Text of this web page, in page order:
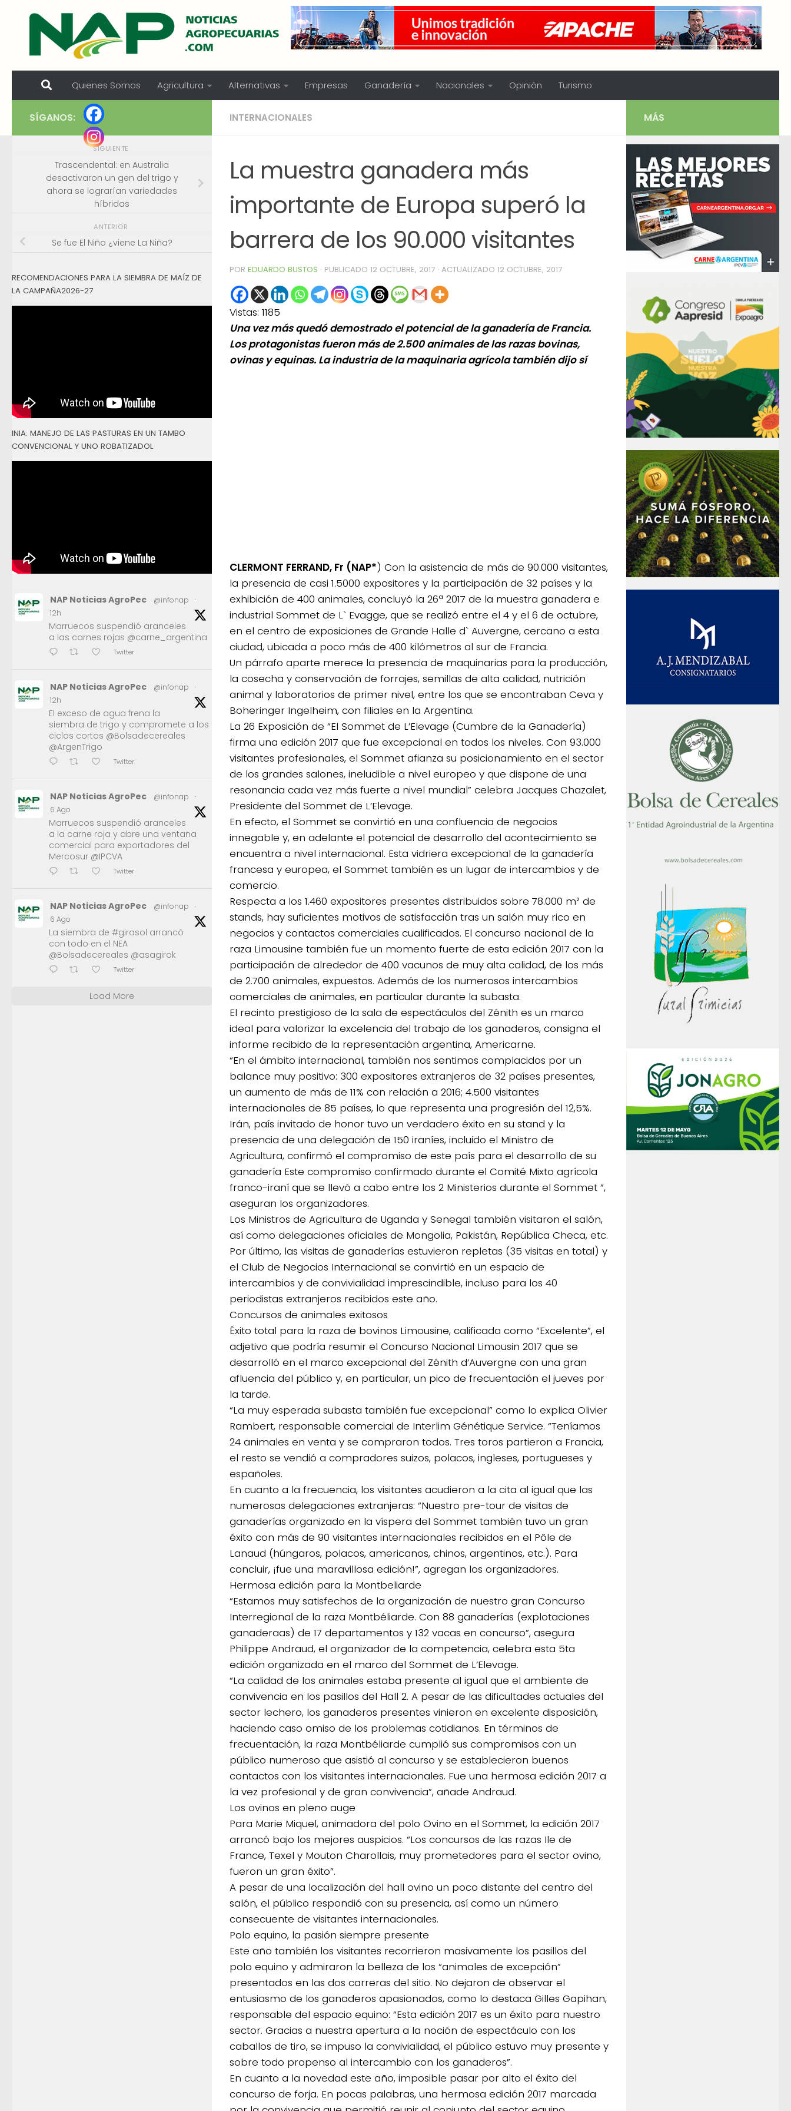
Skip to content
Quienes Somos Agricultura Alternativas Empresas Ganadería Nacionales Opinión Turismo
INTERNACIONALES
La muestra ganadera más
importante de Europa superó la
barrera de los 90.000 visitantes
POR EDUARDO BUSTOS · PUBLICADO 12 OCTUBRE, 2017 · ACTUALIZADO 12 OCTUBRE, 2017
Vistas: 1185
Una vez más quedó demostrado el potencial de la ganadería de Francia.
Los protagonistas fueron más de 2.500 animales de las razas bovinas,
ovinas y equinas. La industria de la maquinaria agrícola también dijo sí
CLERMONT FERRAND, Fr (NAP*) Con la asistencia de más de 90.000 visitantes,
la presencia de casi 1.5000 expositores y la participación de 32 países y la
exhibición de 400 animales, concluyó la 26ª 2017 de la muestra ganadera e
industrial Sommet de L` Evagge, que se realizó entre el 4 y el 6 de octubre,
en el centro de exposiciones de Grande Halle d` Auvergne, cercano a esta
ciudad, ubicada a poco más de 400 kilómetros al sur de Francia.
Un párrafo aparte merece la presencia de maquinarias para la producción,
la cosecha y conservación de forrajes, semillas de alta calidad, nutrición
animal y laboratorios de primer nivel, entre los que se encontraban Ceva y
Boheringer Ingelheim, con filiales en la Argentina.
La 26 Exposición de “El Sommet de L’Elevage (Cumbre de la Ganadería)
firma una edición 2017 que fue excepcional en todos los niveles. Con 93.000
visitantes profesionales, el Sommet afianza su posicionamiento en el sector
de los grandes salones, ineludible a nivel europeo y que dispone de una
resonancia cada vez más fuerte a nivel mundial” celebra Jacques Chazalet,
Presidente del Sommet de L’Elevage.
En efecto, el Sommet se convirtió en una confluencia de negocios
innegable y, en adelante el potencial de desarrollo del acontecimiento se
encuentra a nivel internacional. Esta vidriera excepcional de la ganadería
francesa y europea, el Sommet también es un lugar de intercambios y de
comercio.
Respecta a los 1.460 expositores presentes distribuidos sobre 78.000 m² de
stands, hay suficientes motivos de satisfacción tras un salón muy rico en
negocios y contactos comerciales cualificados. El concurso nacional de la
raza Limousine también fue un momento fuerte de esta edición 2017 con la
participación de alrededor de 400 vacunos de muy alta calidad, de los más
de 2.700 animales, expuestos. Además de los numerosos intercambios
comerciales de animales, en particular durante la subasta.
El recinto prestigioso de la sala de espectáculos del Zénith es un marco
ideal para valorizar la excelencia del trabajo de los ganaderos, consigna el
informe recibido de la representación argentina, Americarne.
“En el ámbito internacional, también nos sentimos complacidos por un
balance muy positivo: 300 expositores extranjeros de 32 países presentes,
un aumento de más de 11% con relación a 2016; 4.500 visitantes
internacionales de 85 países, lo que representa una progresión del 12,5%.
Irán, país invitado de honor tuvo un verdadero éxito en su stand y la
presencia de una delegación de 150 iraníes, incluido el Ministro de
Agricultura, confirmó el compromiso de este país para el desarrollo de su
ganadería Este compromiso confirmado durante el Comité Mixto agrícola
franco-iraní que se llevó a cabo entre los 2 Ministerios durante el Sommet ”,
aseguran los organizadores.
Los Ministros de Agricultura de Uganda y Senegal también visitaron el salón,
así como delegaciones oficiales de Mongolia, Pakistán, República Checa, etc.
Por último, las visitas de ganaderías estuvieron repletas (35 visitas en total) y
el Club de Negocios Internacional se convirtió en un espacio de
intercambios y de convivialidad imprescindible, incluso para los 40
periodistas extranjeros recibidos este año.
Concursos de animales exitosos
Éxito total para la raza de bovinos Limousine, calificada como “Excelente”, el
adjetivo que podría resumir el Concurso Nacional Limousin 2017 que se
desarrolló en el marco excepcional del Zénith d’Auvergne con una gran
afluencia del público y, en particular, un pico de frecuentación el jueves por
la tarde.
“La muy esperada subasta también fue excepcional” como lo explica Olivier
Rambert, responsable comercial de Interlim Génétique Service. “Teníamos
24 animales en venta y se compraron todos. Tres toros partieron a Francia,
el resto se vendió a compradores suizos, polacos, ingleses, portugueses y
españoles.
En cuanto a la frecuencia, los visitantes acudieron a la cita al igual que las
numerosas delegaciones extranjeras: “Nuestro pre-tour de visitas de
ganaderías organizado en la víspera del Sommet también tuvo un gran
éxito con más de 90 visitantes internacionales recibidos en el Pôle de
Lanaud (húngaros, polacos, americanos, chinos, argentinos, etc.). Para
concluir, ¡fue una maravillosa edición!”, agregan los organizadores.
Hermosa edición para la Montbeliarde
“Estamos muy satisfechos de la organización de nuestro gran Concurso
Interregional de la raza Montbéliarde. Con 88 ganaderías (explotaciones
ganaderaas) de 17 departamentos y 132 vacas en concurso”, asegura
Philippe Andraud, el organizador de la competencia, celebra esta 5ta
edición organizada en el marco del Sommet de L’Elevage.
“La calidad de los animales estaba presente al igual que el ambiente de
convivencia en los pasillos del Hall 2. A pesar de las dificultades actuales del
sector lechero, los ganaderos presentes vinieron en excelente disposición,
haciendo caso omiso de los problemas cotidianos. En términos de
frecuentación, la raza Montbéliarde cumplió sus compromisos con un
público numeroso que asistió al concurso y se establecieron buenos
contactos con los visitantes internacionales. Fue una hermosa edición 2017 a
la vez profesional y de gran convivencia”, añade Andraud.
Los ovinos en pleno auge
Para Marie Miquel, animadora del polo Ovino en el Sommet, la edición 2017
arrancó bajo los mejores auspicios. “Los concursos de las razas Ile de
France, Texel y Mouton Charollais, muy prometedores para el sector ovino,
fueron un gran éxito”.
A pesar de una localización del hall ovino un poco distante del centro del
salón, el público respondió con su presencia, así como un número
consecuente de visitantes internacionales.
Polo equino, la pasión siempre presente
Este año también los visitantes recorrieron masivamente los pasillos del
polo equino y admiraron la belleza de los “animales de excepción”
presentados en las dos carreras del sitio. No dejaron de observar el
entusiasmo de los ganaderos apasionados, como lo destaca Gilles Gapihan,
responsable del espacio equino: “Esta edición 2017 es un éxito para nuestro
sector. Gracias a nuestra apertura a la noción de espectáculo con los
caballos de tiro, se impuso la convivialidad, el público estuvo muy presente y
sobre todo propenso al intercambio con los ganaderos”.
En cuanto a la novedad este año, imposible pasar por alto el éxito del
concurso de forja. En pocas palabras, una hermosa edición 2017 marcada
SÍGANOS:
SIGUIENTE
Trascendental: en Australia
desactivaron un gen del trigo y
ahora se lograrían variedades
híbridas
ANTERIOR
Se fue El Niño ¿viene La Niña?
RECOMENDACIONES PARA LA SIEMBRA DE MAÍZ DE
LA CAMPAÑA2026-27
INIA: MANEJO DE LAS PASTURAS EN UN TAMBO
CONVENCIONAL Y UNO ROBATIZADOL
NAP Noticias AgroPec @infonap
·
12h
Marruecos suspendió aranceles
a las carnes rojas @carne_argentina
Twitter
NAP Noticias AgroPec @infonap
·
12h
El exceso de agua frena la
siembra de trigo y compromete a los
ciclos cortos @Bolsadecereales
@ArgenTrigo
Twitter
NAP Noticias AgroPec @infonap
·
6 Ago
Marruecos suspendió aranceles
a la carne roja y abre una ventana
comercial para exportadores del
Mercosur @IPCVA
Twitter
NAP Noticias AgroPec @infonap
·
6 Ago
La siembra de #girasol arrancó
con todo en el NEA
@Bolsadecereales @asagirok
Twitter
Load More
MÁS